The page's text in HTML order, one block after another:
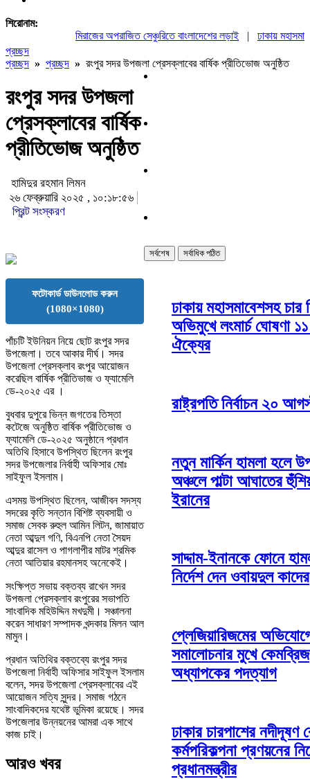
শিরোনাম:
মিরাজের অপরাজিত সেঞ্চুরিতে বাংলাদেশের লড়াই|
ঢাকায়
প্রচ্ছদ
প্রচ্ছদ » প্রচ্ছদ » রংপুর সদর উপজলা প্রেসক্লাবের বার্ষিক প্রীতিভোজ অনুষ্ঠিত
রংপুর সদর উপজলা
প্রেসক্লাবের বার্ষিক
প্রীতিভোজ অনুষ্ঠিত
হামিদুর রহমান লিমন
২৬ ফেব্রুয়ারি ২০২৫ , ১০:১৮:৫৬
প্রিন্ট সংস্করণ
ফটোকার্ড ডাউনলোড করুন
(1080×1080)
পাঁচটি ইউনিয়ন নিয়ে ছোট রংপুর সদর
উপজেলা। তবে আকার দীর্ঘ। সদর
উপজেলা প্রেসক্লাব রংপুর আয়োজন
করেছিল বার্ষিক প্রীতিভাজ ও ফ্যামেলি
ডে-২০২৫ এর ।
বুধবার দুপুরে ভিন্ন জগতের তিস্তা
কটেজে অনুষ্ঠিত বার্ষিক প্রীতিভোজ ও
ফ্যামেলি ডে-২০২৫ অনুষ্ঠানে প্রধান
অতিথি হিসাবে উপস্থিত ছিলেন রংপুর
সদর উপজেলার নির্বাহী অফিসার মোঃ
সাইফুল ইসলাম।
এসময় উপস্থিত ছিলেন, আজীবন সদস্য
সদরের কৃতি সন্তান বিশিষ্ট ব্যবসায়ী ও
সমাজ সেবক রুহুল আমিন লিটন, জামায়াত
নেতা আব্দুল গণি, বিএনপি নেতা সৈয়দ
আব্দুর রাসেল ও পাগলাপীর মাটর শ্রমিক
নেতা আতিয়ার রহমানসহ অনেকেই।
সংক্ষিপ্ত সভায় বক্তব্য রাখেন সদর
উপজলা প্রেসক্লাব রংপুরের সভাপতি
সাংবাদিক মহিউদ্দিন মখদুমী। সঞ্চালনা
করেন সাধারণ সম্পাদক খন্দকার মিলন আল
মামুন।
প্রধান অতিথির বক্তব্যে রংপুর সদর
উপজেলা নির্বাহী অফিসার সাইফুল ইসলাম
বলেন, সদর উপজেলা প্রেসক্লাবের এই
আয়োজন সত্যি সুন্দর। সমাজ গঠনে
সাংবাদিকদের যথেষ্ট ভুমিকা রয়েছে। সদর
উপজেলার উন্নয়নের আমরা এক সাথে
কাজ চাই।
আরও খবর
সর্বশেষ সর্বাধিক পঠিত
ঢাকায় মহাসমাবেশসহ চার
অভিমুখে লংমার্চ ঘোষণা
ঐক্যের
রাষ্ট্রপতি নির্বাচন ২০
নতুন মার্কিন হামলা হলে
অঞ্চলে পাল্টা আঘাতের
ইরানের
সাদ্দাম-ইনানকে ফোনে
নির্দেশ দেন ওবায়দুল কাদের
প্লেজিয়ারিজমের
সমালোচনার মুখে কেমব্রিজ
অধ্যাপকের পদত্যাগ
ঢাকার চারপাশের নদীদূষণ
কর্মপরিকল্পনা প্রণয়নের
প্রধানমন্ত্রীর